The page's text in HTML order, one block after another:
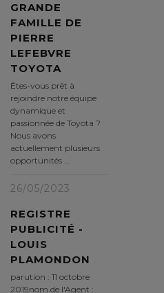
GRANDE
FAMILLE DE
PIERRE
LEFEBVRE
TOYOTA
Êtes-vous prêt à
rejoindre notre équipe
dynamique et
passionnée de Toyota ?
Nous avons
actuellement plusieurs
opportunités …
26/05/2023
REGISTRE
PUBLICITÉ -
LOUIS
PLAMONDON
parution : 11 octobre
2019nom de l'Agent :